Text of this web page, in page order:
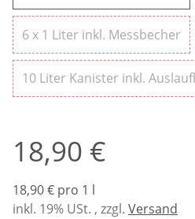
6 x 1 Liter inkl. Messbecher6
10 Liter Kanister inkl.
18,90 €
18,90 € pro 1 l
inkl. 19% USt. , zzgl. Versand